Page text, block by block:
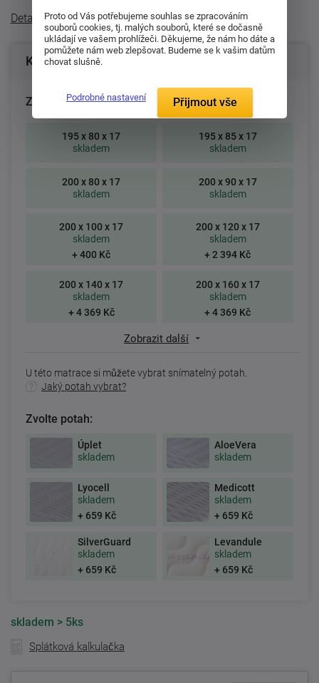
Detailní popis
Konfigurace produktu
Zvolte rozměr matrace (cm):
195 x 80 x 17
skladem
195 x 85 x 17
skladem
200 x 80 x 17
skladem
200 x 90 x 17
skladem
200 x 100 x 17
skladem
+ 400 Kč
200 x 120 x 17
skladem
+ 2 394 Kč
200 x 140 x 17
skladem
+ 4 369 Kč
200 x 160 x 17
skladem
+ 4 369 Kč
Zobrazit další
U této matrace si můžete vybrat snímatelný potah.
Jaký potah vybrat?
Zvolte potah:
Úplet
skladem
AloeVera
skladem
Lyocell
skladem
+ 659 Kč
Medicott
skladem
+ 659 Kč
SilverGuard
skladem
+ 659 Kč
Levandule
skladem
+ 659 Kč
skladem > 5ks
Splátková kalkulačka
Proto od Vás potřebujeme souhlas se zpracováním
souborů cookies, tj. malých souborů, které se dočasně
ukládají ve vašem prohlížeči. Děkujeme, že nám ho dáte a
pomůžete nám web zlepšovat. Budeme se k vašim datům
chovat slušně.
Podrobné nastavení Přijmout vše